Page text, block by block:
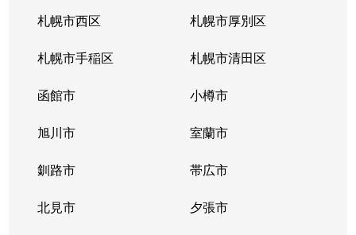
札幌市西区 札幌市厚別区
札幌市手稲区 札幌市清田区
函館市 小樽市
旭川市 室蘭市
釧路市 帯広市
北見市 夕張市